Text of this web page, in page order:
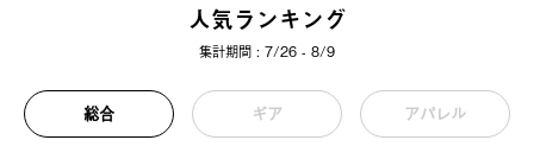
人気ランキング
集計期間 : 7/26 - 8/9
総合 ギア アパレル